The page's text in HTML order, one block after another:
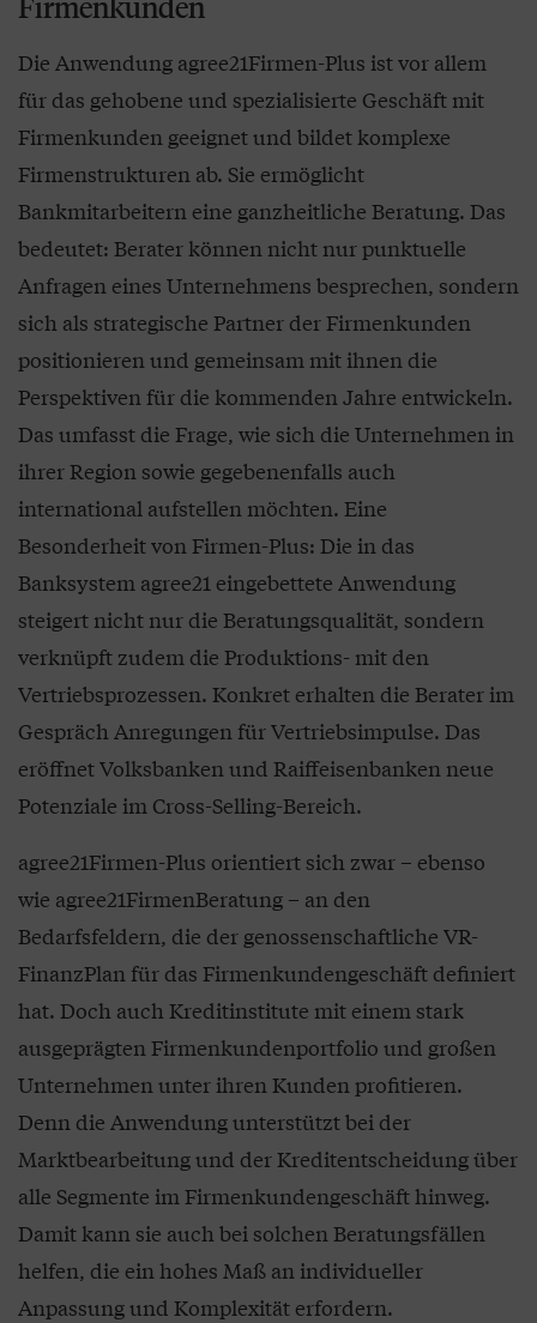
Die Anwendung agree21Firmen-Plus ist vor allem
für das gehobene und spezialisierte Geschäft mit
Firmenkunden geeignet und bildet komplexe
Firmenstrukturen ab. Sie ermöglicht
Bankmitarbeitern eine ganzheitliche Beratung. Das
bedeutet: Berater können nicht nur punktuelle
Anfragen eines Unternehmens besprechen, sondern
sich als strategische Partner der Firmenkunden
positionieren und gemeinsam mit ihnen die
Perspektiven für die kommenden Jahre entwickeln.
Das umfasst die Frage, wie sich die Unternehmen in
ihrer Region sowie gegebenenfalls auch
international aufstellen möchten. Eine
Besonderheit von Firmen-Plus: Die in das
Banksystem agree21 eingebettete Anwendung
steigert nicht nur die Beratungsqualität, sondern
verknüpft zudem die Produktions- mit den
Vertriebsprozessen. Konkret erhalten die Berater im
Gespräch Anregungen für Vertriebsimpulse. Das
eröffnet Volksbanken und Raiffeisenbanken neue
Potenziale im Cross-Selling-Bereich.
agree21Firmen-Plus orientiert sich zwar – ebenso
wie agree21FirmenBeratung – an den
Bedarfsfeldern, die der genossenschaftliche VR-
FinanzPlan für das Firmenkundengeschäft definiert
hat. Doch auch Kreditinstitute mit einem stark
ausgeprägten Firmenkundenportfolio und großen
Unternehmen unter ihren Kunden profitieren.
Denn die Anwendung unterstützt bei der
Marktbearbeitung und der Kreditentscheidung über
alle Segmente im Firmenkundengeschäft hinweg.
Damit kann sie auch bei solchen Beratungsfällen
helfen, die ein hohes Maß an individueller
Anpassung und Komplexität erfordern.